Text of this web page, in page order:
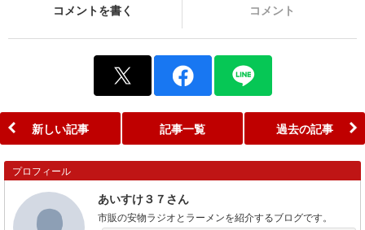
コメントを書く コメント
新しい記事 記事一覧 過去の記事
プロフィール
あいすけ３７さん
市販の安物ラジオとラーメンを紹介するブログです。